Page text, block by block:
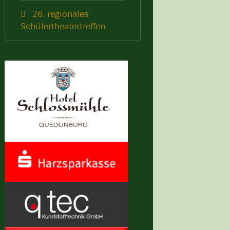
26. regionales
Schülertheatertreffen